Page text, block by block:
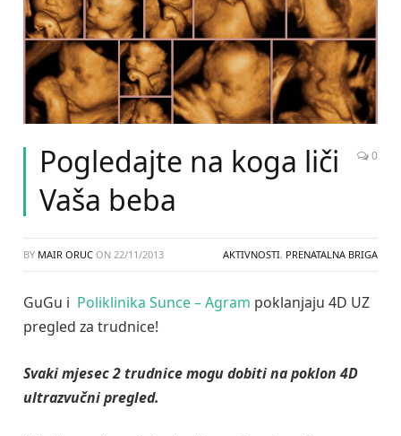
Pogledajte na koga liči
Vaša beba
0
BY MAIR ORUC ON 22/11/2013 AKTIVNOSTI, PRENATALNA BRIGA
GuGu i Poliklinika Sunce – Agram poklanjaju 4D UZ
pregled za trudnice!
Svaki mjesec 2 trudnice mogu dobiti na poklon 4D
ultrazvučni pregled.